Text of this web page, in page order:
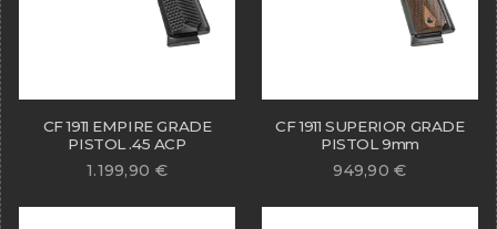
CF 1911 EMPIRE GRADE
PISTOL .45 ACP
1.199,90 €
CF 1911 SUPERIOR GRADE
PISTOL 9mm
949,90€